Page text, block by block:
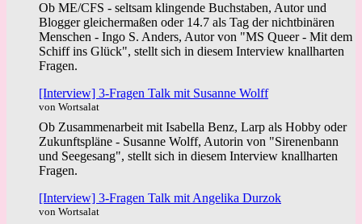
Ob ME/CFS - seltsam klingende Buchstaben, Autor und
Blogger gleichermaßen oder 14.7 als Tag der nichtbinären
Menschen - Ingo S. Anders, Autor von "MS Queer - Mit dem
Schiff ins Glück", stellt sich in diesem Interview knallharten
Fragen.
[Interview] 3-Fragen Talk mit Susanne Wolff
von Wortsalat
Ob Zusammenarbeit mit Isabella Benz, Larp als Hobby oder
Zukunftspläne - Susanne Wolff, Autorin von "Sirenenbann
und Seegesang", stellt sich in diesem Interview knallharten
Fragen.
[Interview] 3-Fragen Talk mit Angelika Durzok
von Wortsalat